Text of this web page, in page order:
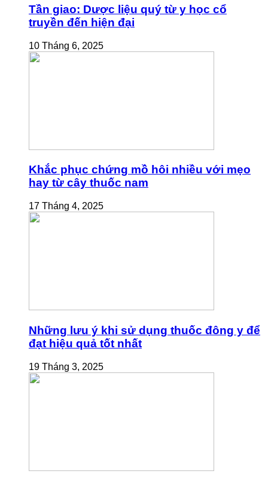
Tần giao: Dược liệu quý từ y học cổ
truyền đến hiện đại
10 Tháng 6, 2025
Khắc phục chứng mồ hôi nhiều với mẹo
hay từ cây thuốc nam
17 Tháng 4, 2025
Những lưu ý khi sử dụng thuốc đông y để
đạt hiệu quả tốt nhất
19 Tháng 3, 2025